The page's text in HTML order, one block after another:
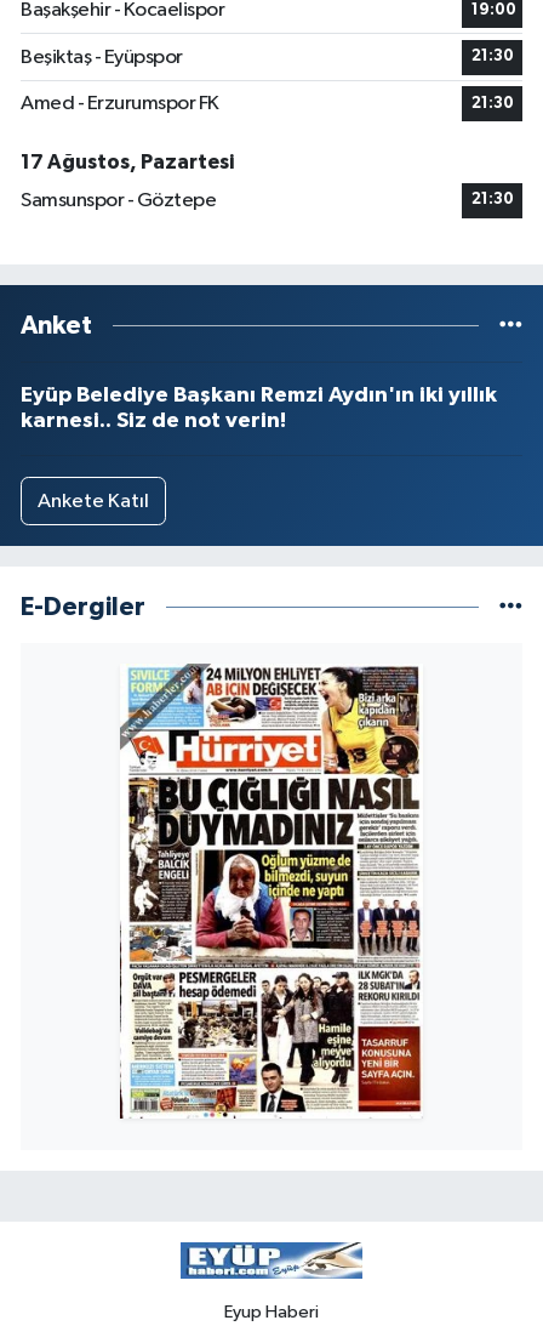
Başakşehir - Kocaelispor
19:00
Beşiktaş - Eyüpspor 21:30
Amed - Erzurumspor FK 21:30
17 Ağustos, Pazartesi
Samsunspor - Göztepe
21:30
Anket
Eyüp Belediye Başkanı Remzi Aydın'ın iki yıllık
karnesi.. Siz de not verin!
Ankete Katıl
E-Dergiler
Eyup Haberi